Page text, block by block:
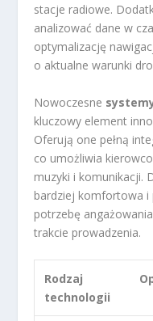
stacje radiowe.
analizować dane w
optymalizację
o aktualne warunki
Nowoczesne
kluczowy element
Oferują one pełną
co umożliwia
muzyki i komunikacji.
bardziej komfortowa i
potrzebę
trakcie prowadzenia.
Rodzaj
technologii